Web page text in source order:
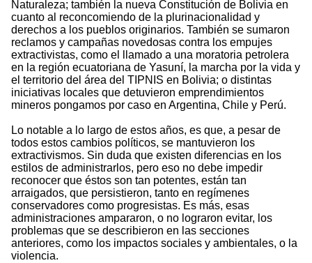
Naturaleza; también la nueva Constitución de Bolivia en
cuanto al reconcomiendo de la plurinacionalidad y
derechos a los pueblos originarios. También se sumaron
reclamos y campañas novedosas contra los empujes
extractivistas, como el llamado a una moratoria petrolera
en la región ecuatoriana de Yasuní, la marcha por la vida y
el territorio del área del TIPNIS en Bolivia; o distintas
iniciativas locales que detuvieron emprendimientos
mineros pongamos por caso en Argentina, Chile y Perú.
Lo notable a lo largo de estos años, es que, a pesar de
todos estos cambios políticos, se mantuvieron los
extractivismos. Sin duda que existen diferencias en los
estilos de administrarlos, pero eso no debe impedir
reconocer que éstos son tan potentes, están tan
arraigados, que persistieron, tanto en regímenes
conservadores como progresistas. Es más, esas
administraciones ampararon, o no lograron evitar, los
problemas que se describieron en las secciones
anteriores, como los impactos sociales y ambientales, o la
violencia.